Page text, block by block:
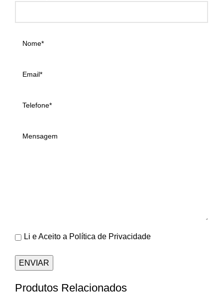
Li e Aceito a Política de Privacidade
Produtos Relacionados